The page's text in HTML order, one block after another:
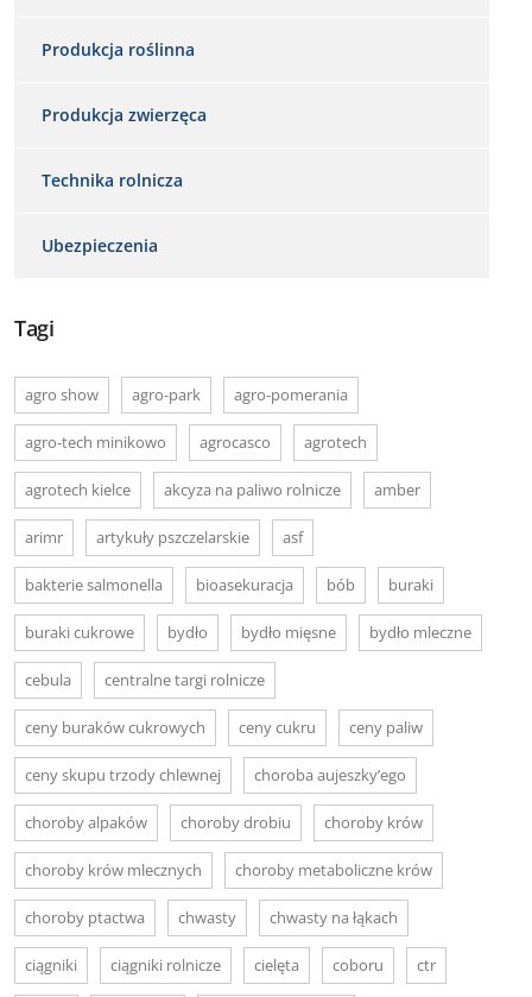
Produkcja roślinna
Produkcja zwierzęca
Technika rolnicza
Ubezpieczenia
Tagi
agro show agro-park agro-pomerania
agro-tech minikowo agrocasco agrotech
agrotech kielce akcyza na paliwo rolnicze amber
arimr artykuły pszczelarskie asf
bakterie salmonella bioasekuracja bób buraki
buraki cukrowe bydło bydło mięsne bydło mleczne
cebula centralne targi rolnicze
ceny buraków cukrowych ceny cukru ceny paliw
ceny skupu trzody chlewnej choroba aujeszky’ego
choroby alpaków choroby drobiu choroby krów
choroby krów mlecznych choroby metaboliczne krów
choroby ptactwa chwasty chwasty na łąkach
ciągniki ciągniki rolnicze cielęta coboru ctr